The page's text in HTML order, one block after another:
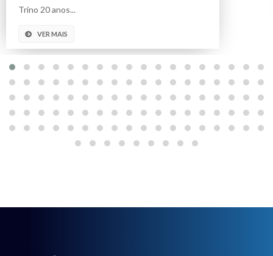
Trino 20 anos...
VER MAIS